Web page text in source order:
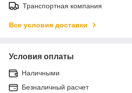
Транспортная компания
Все условия доставки
Условия оплаты
Наличными
Безналичный расчет